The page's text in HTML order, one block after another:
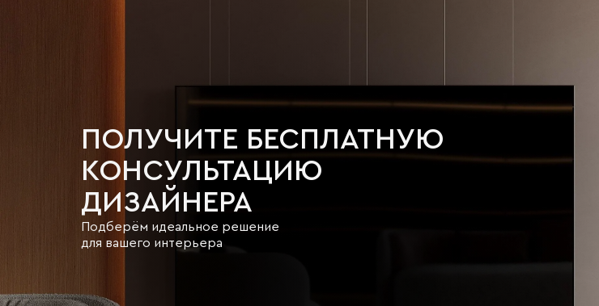
ПОЛУЧИТЕ БЕСПЛАТНУЮ
КОНСУЛЬТАЦИЮ
ДИЗАЙНЕРА
Подберём идеальное решение
для вашего интерьера